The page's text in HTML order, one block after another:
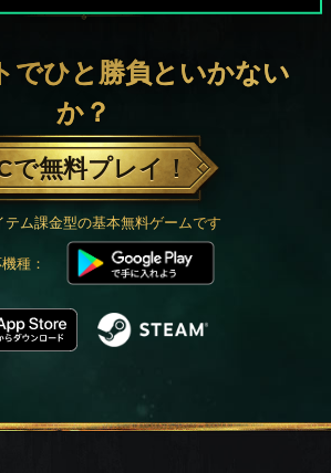
でひと勝負といかない
か？
で無料プレイ！
テム課金型の基本無料ゲームです
種：